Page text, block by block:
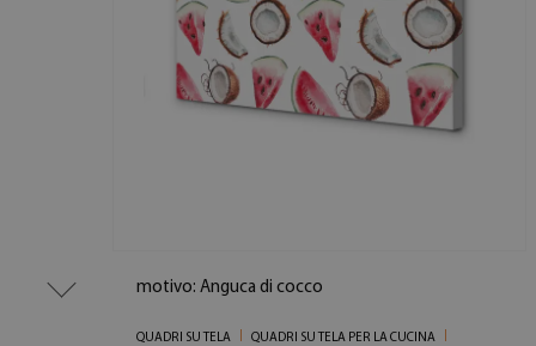
motivo: Anguca di cocco
QUADRI SU TELA
QUADRI SU TELA PER LA CUCINA